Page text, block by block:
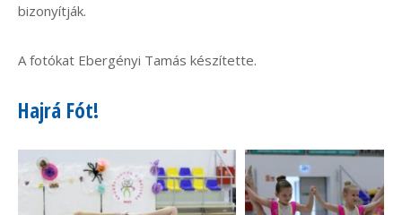
bizonyítják.
A fotókat Ebergényi Tamás készítette.
Hajrá Fót!